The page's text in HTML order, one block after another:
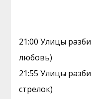
21:00 Улицы
любовь)
21:55 Улицы
стрелок)